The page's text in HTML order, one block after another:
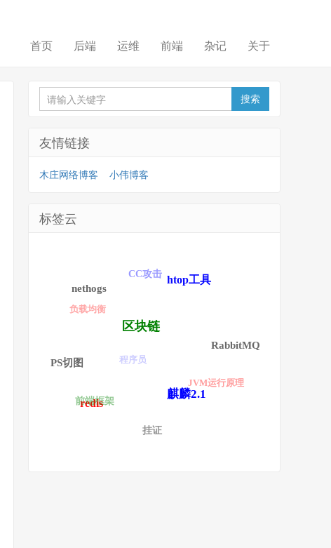
首页 后端 运维 前端 杂记 关于
友情链接
木庄网络博客 小伟博客
标签云
redis
PS切图
麒麟2.1
区块链
挂证
nethogs
htop工具
前端框架
RabbitMQ
负载均衡
程序员
CC攻击
JVM运行原理